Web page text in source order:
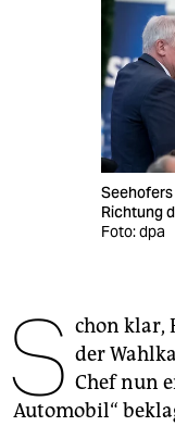
veranstaltungen
fragen & hilfe
abo
genossenschaft
epaper login
Richtung
Foto: dpa
S chon klar,
der
Chef nun
Automobil“